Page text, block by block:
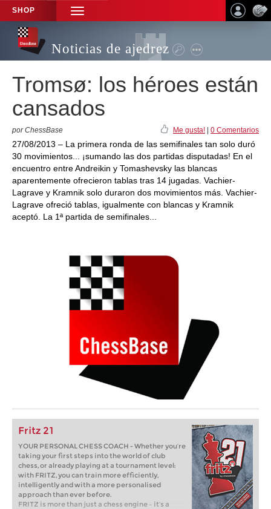
SHOP
TOGGLE
NAVIGATION
Noticias de ajedrez
Tromsø: los héroes están
cansados
por ChessBase Me gusta! 0 Comentarios
27/08/2013 – La primera ronda de las semifinales tan solo duró
30 movimientos... ¡sumando las dos partidas disputadas! En el
encuentro entre Andreikin y Tomashevsky las blancas
aparentemente ofrecieron tablas tras 14 jugadas. Vachier-
Lagrave y Kramnik solo duraron dos movimientos más. Vachier-
Lagrave ofreció tablas, igualmente con blancas y Kramnik
aceptó. La 1ª partida de semifinales...
Fritz 21
YOUR PERSONAL CHESS COACH - Whether you’re
taking your first steps into the world of club
chess, or already playing at a tournament level:
with FRITZ, you can train more efficiently,
intelligently and with a more personalised
approach than ever before.
FRITZ is more than just a chess engine – it’s a